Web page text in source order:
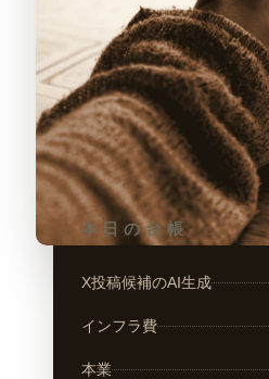
本日の台帳
X投稿候補のAI生成
インフラ費
本業